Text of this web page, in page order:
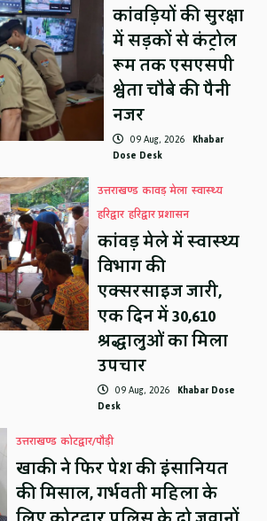
कांवड़ियों की सुरक्षा
में सड़कों से कंट्रोल
रूम तक एसएसपी
श्वेता चौबे की पैनी
नजर
09 Aug, 2026 Khabar
Dose Desk
उत्तराखण्ड कावड़ मेला स्वास्थ्य
हरिद्वार हरिद्वार प्रशासन
कांवड़ मेले में स्वास्थ्य
विभाग की
एक्सरसाइज जारी,
एक दिन में 30,610
श्रद्धालुओं का मिला
उपचार
09 Aug, 2026 Khabar Dose
Desk
उत्तराखण्ड कोटद्वार/पौड़ी
खाकी ने फिर पेश की इंसानियत
की मिसाल, गर्भवती महिला के